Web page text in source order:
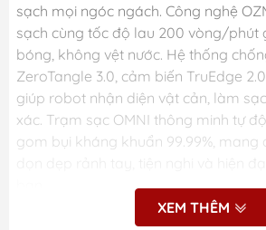
sạch mọi ngóc ngách. Công nghệ
sạch cùng tốc độ lau 200 vòng/phút
bóng, không vệt nước. Hệ thống
ZeroTangle 3.0, cảm biến TruEdge
giúp robot nhận diện vật cản, làm
xác. Trạm sạc OMNI thông minh tự
gom bụi kháng khuẩn 99.99%, mang
XEM THÊM